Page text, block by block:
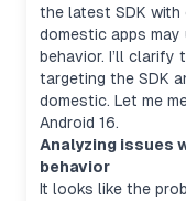
the latest SDK
domestic apps
behavior. I’ll clarify
targeting the SDK
domestic. Let me
Android 16.
Analyzing issues
behavior
It looks like the